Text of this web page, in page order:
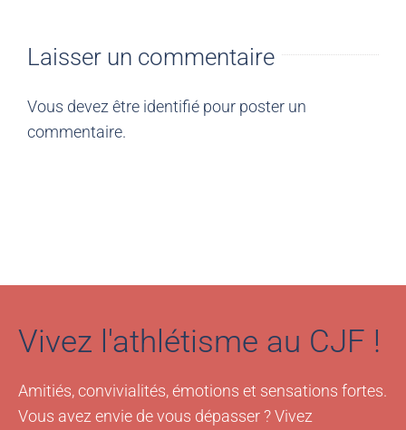
Laisser un commentaire
Vous devez être identifié pour poster un
commentaire.
Vivez l'athlétisme au CJF !
Amitiés, convivialités, émotions et sensations fortes.
Vous avez envie de vous dépasser ? Vivez